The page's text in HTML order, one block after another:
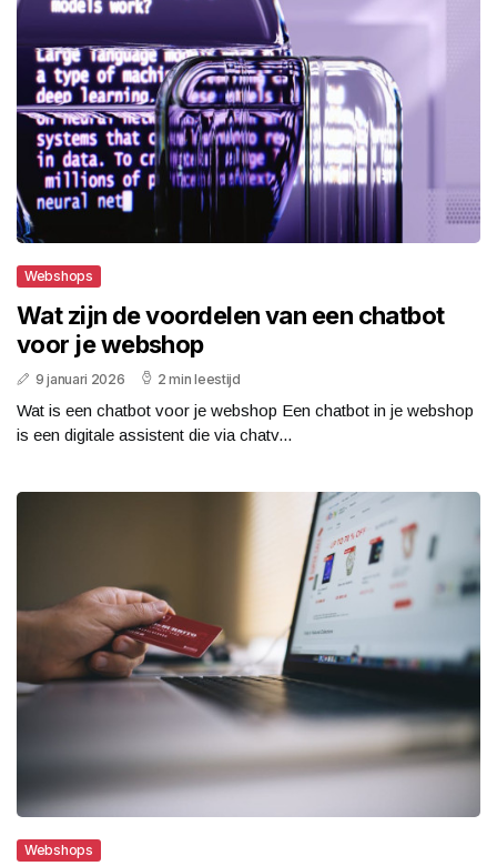
Webshops
Wat zijn de voordelen van een chatbot
voor je webshop
9 januari 2026 2 min leestijd
Wat is een chatbot voor je webshop Een chatbot in je webshop
is een digitale assistent die via chatv...
Webshops